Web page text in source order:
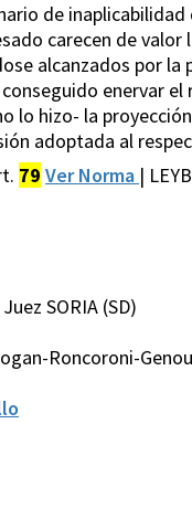
de
carecen de
alcanzados por
enervar
lo hizo- la
adoptada al
79 Ver Norma |
SORIA (SD)
Roncoroni-